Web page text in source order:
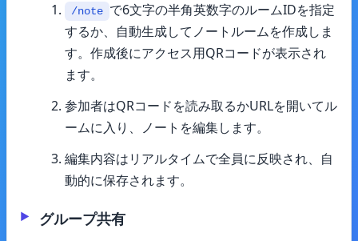
/note で6文字の半角英数字のルームIDを指定
するか、自動生成してノートルームを作成しま
す。作成後にアクセス用QRコードが表示され
ます。
参加者はQRコードを読み取るかURLを開いてル
ームに入り、ノートを編集します。
編集内容はリアルタイムで全員に反映され、自
動的に保存されます。
グループ共有